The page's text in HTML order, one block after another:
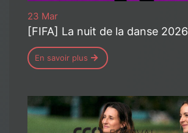
23 Mar
[FIFA] La nuit de la danse 2026
En savoir plus